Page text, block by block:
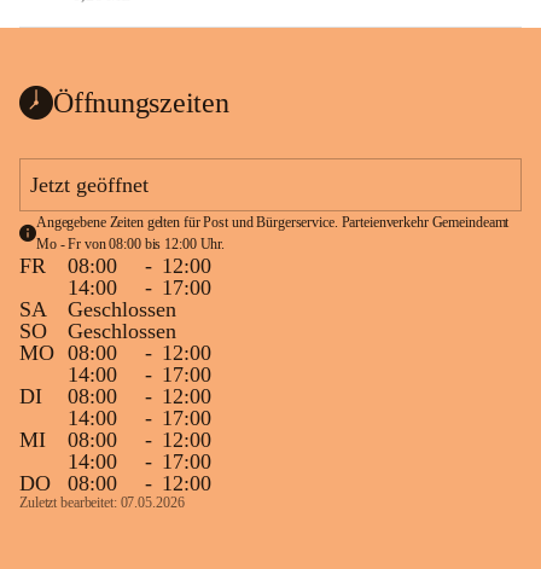
Öffnungszeiten
Jetzt geöffnet
Angegebene Zeiten gelten für Post und Bürgerservice. Parteienverkehr Gemeindeamt
Mo - Fr von 08:00 bis 12:00 Uhr.
FR 08:00 - 12:00
14:00
- 17:00
SA
Geschlossen
SO
Geschlossen
MO 08:00 - 12:00
14:00
- 17:00
DI
08:00 - 12:00
14:00
- 17:00
MI
08:00 - 12:00
14:00
- 17:00
DO
08:00 - 12:00
Zuletzt bearbeitet: 07.05.2026